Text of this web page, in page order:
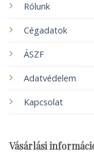
Rólunk
Cégadatok
ÁSZF
Adatvédelem
Kapcsolat
Vásárlási